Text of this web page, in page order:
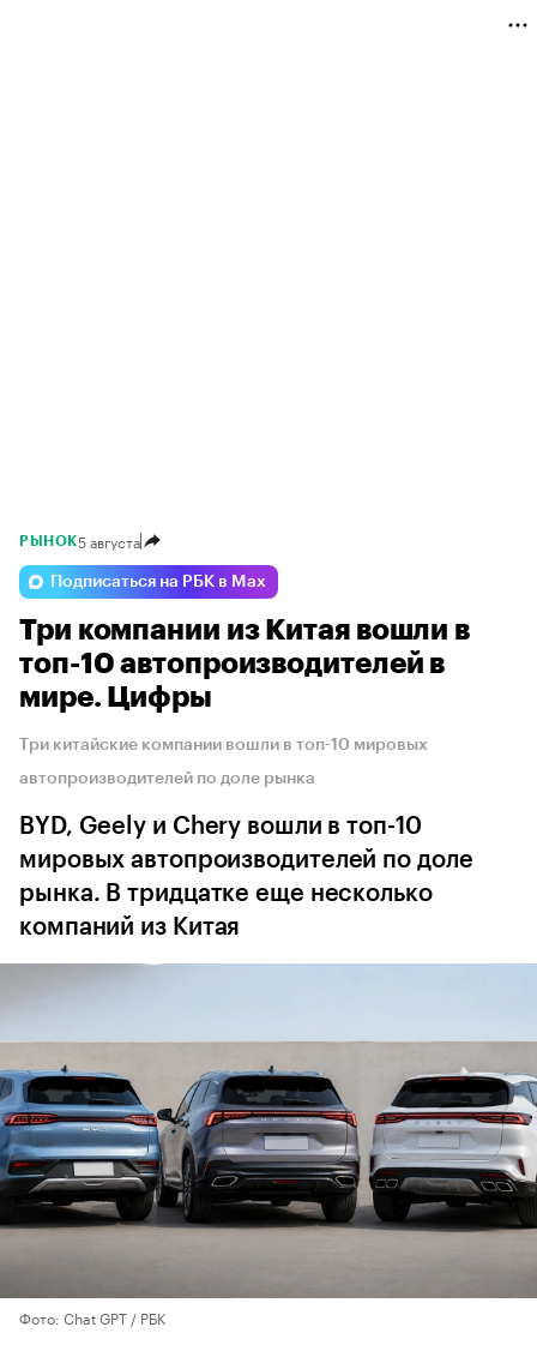
РЫНОК5 августа
Подписаться на РБК в Max
Три компании из Китая вошли в
топ-10 автопроизводителей в
мире. Цифры
Три китайские компании вошли в топ-10 мировых
автопроизводителей по доле рынка
BYD, Geely и Chery вошли в топ-10
мировых автопроизводителей по доле
рынка. В тридцатке еще несколько
компаний из Китая
Фото: Chat GPT / РБК